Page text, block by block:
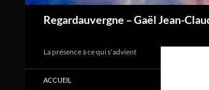
Regardauvergne – Gaël Jean-
La présence à ce qui s'advient
ACCUEIL